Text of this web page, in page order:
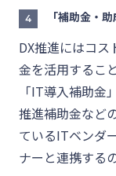
4 「補助金・
DX推進にはコ
金を活用するこ
「IT導入補助金
推進補助金など
ているITベンダ
ナーと連携する